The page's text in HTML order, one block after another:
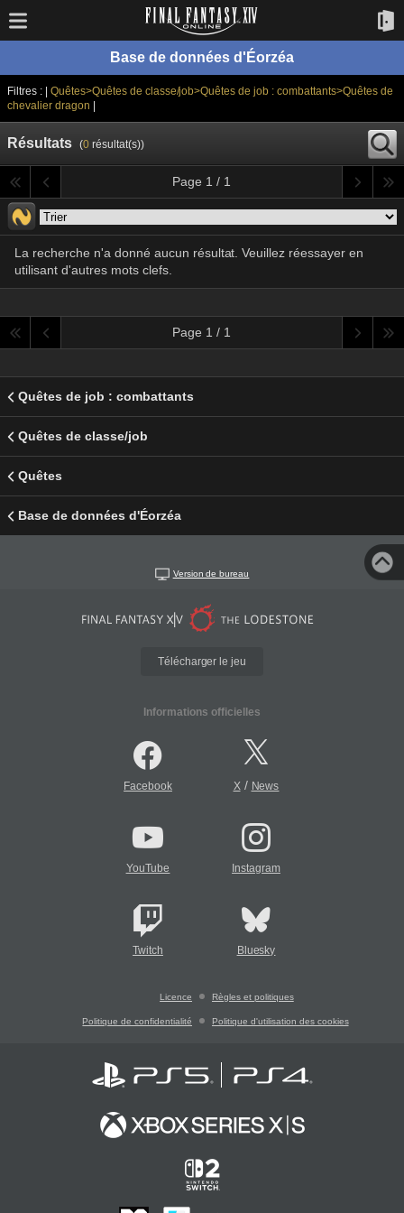
Base de données d'Éorzéa
Filtres : | Quêtes>Quêtes de classe/job>Quêtes de job : combattants>Quêtes de
chevalier dragon
Résultats (0résultat(s))
Page 1 / 1
La recherche n'a donné aucun résultat. Veuillez réessayer en
utilisant d'autres mots clefs.
Page 1 / 1
Quêtes de job : combattants
Quêtes de classe/job
Quêtes
Base de données d'Éorzéa
Version de bureau
Télécharger le jeu
Informations officielles
Facebook X/ News
YouTube Instagram
Twitch Bluesky
Licence Règles et politiques
Politique de confidentialité Politique d'utilisation des cookies